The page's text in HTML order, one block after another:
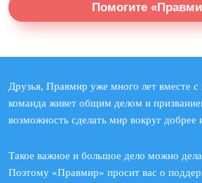
Помогите
Друзья, Правмир уже много лет вместе
команда живет общим делом и
возможность сделать мир вокруг добрее
Такое важное и большое дело можно
Поэтому «Правмир» просит вас о